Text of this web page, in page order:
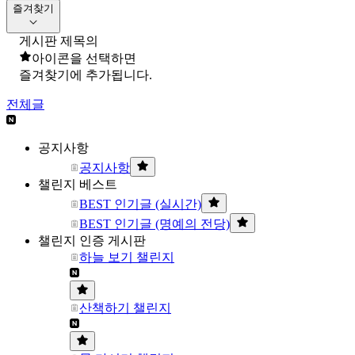
즐겨찾기
게시판 제목의
아이콘을 선택하면
즐겨찾기에 추가됩니다.
전체글
공지사항
공지사항
챌린지 베스트
BEST 인기글 (실시간)
BEST 인기글 (명예의 전당)
챌린지 인증 게시판
하늘 보기 챌린지
산책하기 챌린지